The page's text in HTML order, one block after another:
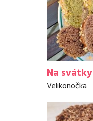
Na svátky
Velikonočka